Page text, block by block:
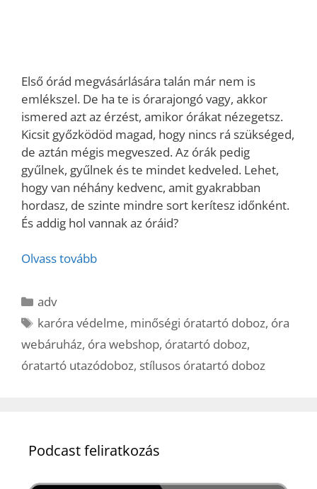
Első órád megvásárlására talán már nem is
emlékszel. De ha te is órarajongó vagy, akkor
ismered azt az érzést, amikor órákat nézegetsz.
Kicsit győzködöd magad, hogy nincs rá szükséged,
de aztán mégis megveszed. Az órák pedig
gyűlnek, gyűlnek és te mindet kedveled. Lehet,
hogy van néhány kedvenc, amit gyakrabban
hordasz, de szinte mindre sort kerítesz időnként.
És addig hol vannak az óráid?
Olvass tovább
Kategória
adv
Címkék
karóra védelme, minőségi óratartó doboz, óra
webáruház, óra webshop, óratartó doboz,
óratartó utazódoboz, stílusos óratartó doboz
Podcast feliratkozás